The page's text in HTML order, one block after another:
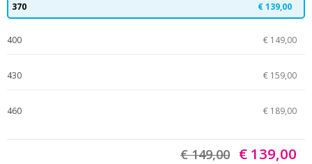
370 € 139,00
400 € 149,00
430 € 159,00
460 € 189,00
€ 149,00 € 139,00